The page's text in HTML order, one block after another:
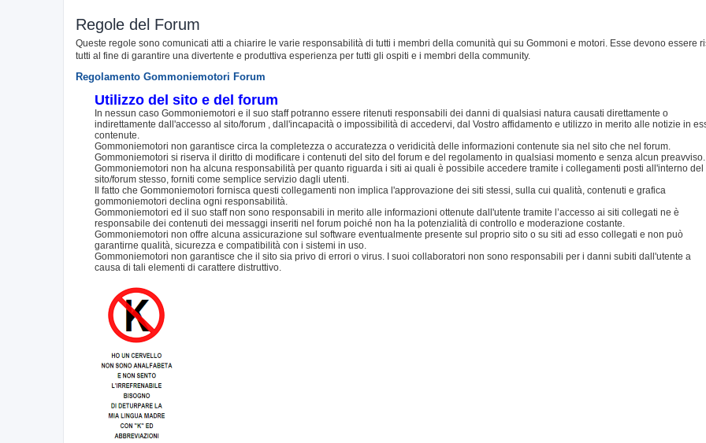
Regole del Forum
Queste regole sono comunicati atti a chiarire le varie responsabilità di tutti i membri della comunità qui su Gommoni e motori. Esse devono essere
tutti al fine di garantire una divertente e produttiva esperienza per tutti gli ospiti e i membri della community.
Regolamento Gommoniemotori Forum
Utilizzo del sito e del forum
In nessun caso Gommoniemotori e il suo staff potranno essere ritenuti responsabili dei danni di qualsiasi natura causati direttamente o
indirettamente dall'accesso al sito/forum , dall'incapacità o impossibilità di accedervi, dal Vostro affidamento e utilizzo in merito alle notizie in
contenute.
Gommoniemotori non garantisce circa la completezza o accuratezza o veridicità delle informazioni contenute sia nel sito che nel forum.
Gommoniemotori si riserva il diritto di modificare i contenuti del sito del forum e del regolamento in qualsiasi momento e senza alcun preavviso.
Gommoniemotori non ha alcuna responsabilità per quanto riguarda i siti ai quali è possibile accedere tramite i collegamenti posti all'interno del
sito/forum stesso, forniti come semplice servizio dagli utenti.
Il fatto che Gommoniemotori fornisca questi collegamenti non implica l'approvazione dei siti stessi, sulla cui qualità, contenuti e grafica
gommoniemotori declina ogni responsabilità.
Gommoniemotori ed il suo staff non sono responsabili in merito alle informazioni ottenute dall'utente tramite l’accesso ai siti collegati ne è
responsabile dei contenuti dei messaggi inseriti nel forum poiché non ha la potenzialità di controllo e moderazione costante.
Gommoniemotori non offre alcuna assicurazione sul software eventualmente presente sul proprio sito o su siti ad esso collegati e non può
garantirne qualità, sicurezza e compatibilità con i sistemi in uso.
Gommoniemotori non garantisce che il sito sia privo di errori o virus. I suoi collaboratori non sono responsabili per i danni subiti dall'utente a
causa di tali elementi di carattere distruttivo.